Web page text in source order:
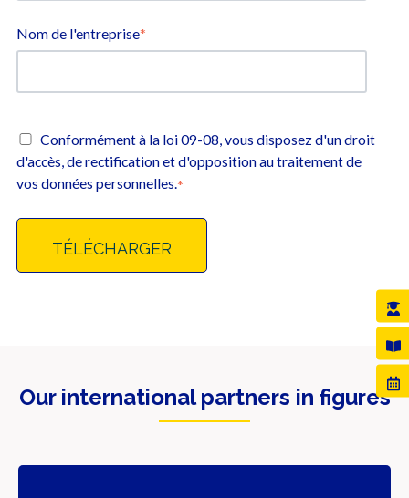
Nom de l'entreprise*
Conformément à la loi 09-08, vous disposez d'un droit
d'accès, de rectification et d'opposition au traitement de
vos données personnelles. *
Our international partners in figures